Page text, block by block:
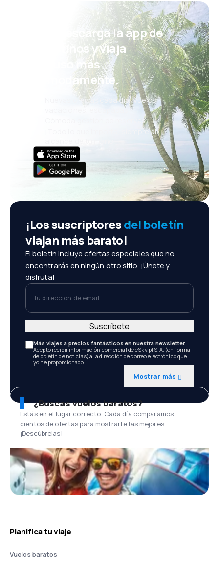
¡Eh! Descarga la app de
eDestinos y viaja
incluso más
cómodamente.
Nuevas ofertas cada día: vuelos,
vacaciones, escapadas
Cómoda gestión de reservas
¡Todo lo que importa, siempre al
¡Los suscriptoresdel boletín
viajan más barato!
El boletín incluye ofertas especiales que no
encontrarás en ningún otro sitio. ¡Únete y
disfruta!
Tu dirección de email
Más viajes a precios fantásticos en nuestra newsletter.
Acepto recibir información comercial de eSky.pl S.A. (en forma
de boletín de noticias) a la dirección de correo electrónico que
yo he proporcionado.
Mostrar más
Suscríbete
¿Buscas vuelos baratos?
Estás en el lugar correcto. Cada día comparamos
cientos de ofertas para mostrarte las mejores.
¡Descúbrelas!
Planifica tu viaje
Vuelos baratos